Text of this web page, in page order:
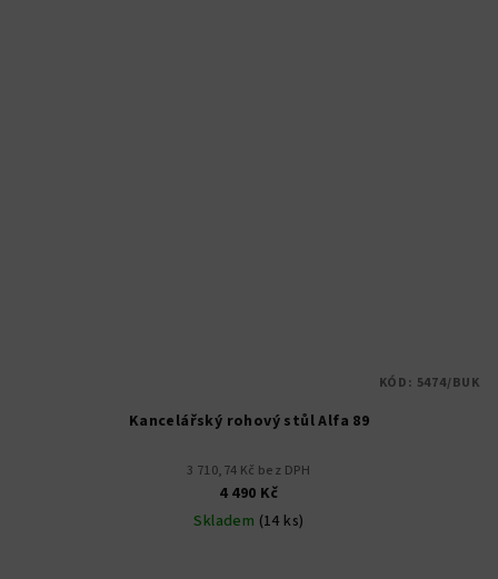
Kancelářský rohový stůl Alfa 89
3 710,74 Kč bez DPH
4 490 Kč
Skladem (14 ks)
KÓD: 5474/BUK